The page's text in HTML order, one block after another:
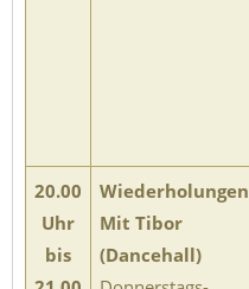
20.00
Uhr
bis
Wiederholungen
Mit Tibor
(Dancehall)